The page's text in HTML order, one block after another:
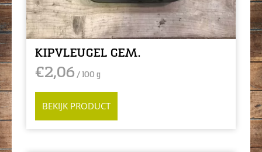
KIPVLEUGEL GEM.
€2,06 / 100 g
BEKIJK PRODUCT